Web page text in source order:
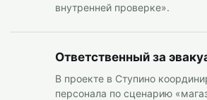
внутренней проверке».
Ответственный за
В проекте в Ступино
персонала по сценарию